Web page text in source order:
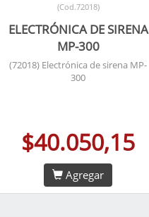
(Cod.72018)
ELECTRÓNICA DE SIRENA
MP-300
(72018) Electrónica de sirena MP-
300
$40.050,15
Agregar